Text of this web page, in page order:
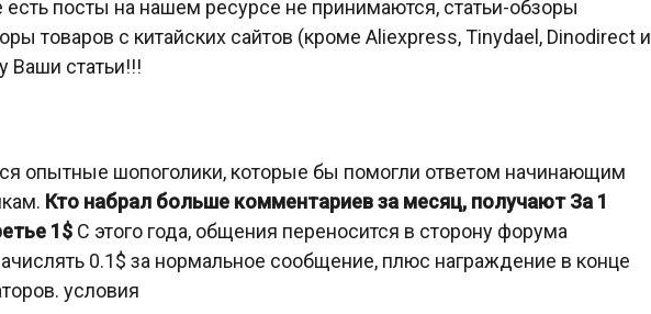
есть посты на нашем ресурсе не принимаются, статьи-обзоры
товаров с китайских сайтов (кроме Aliexpress, Tinydael, Dinodirect и
Ваши статьи!!!
опытные шопоголики, которые бы помогли ответом начинающим
Кто набрал больше комментариев за месяц, получают За 1
1$ C этого года, общения переносится в сторону форума
0.1$ за нормальное сообщение, плюс награждение в конце
условия